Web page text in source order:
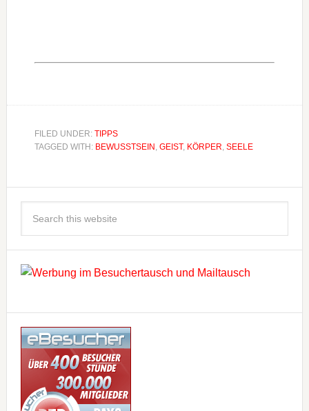
FILED UNDER: TIPPS
TAGGED WITH: BEWUSSTSEIN , GEIST, KÖRPER, SEELE